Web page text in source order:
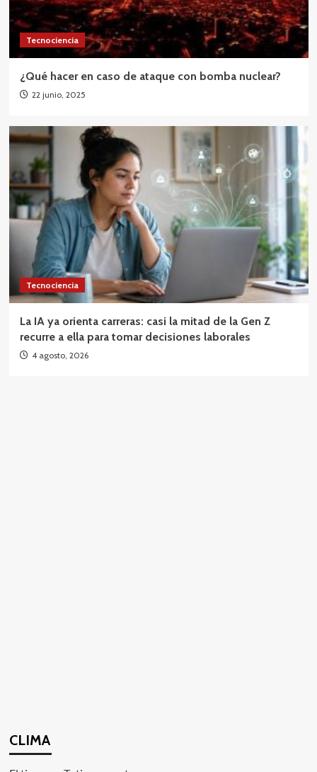
Tecnociencia
¿Qué hacer en caso de ataque con bomba nuclear?
22 junio, 2025
Tecnociencia
La IA ya orienta carreras: casi la mitad de la Gen Z
recurre a ella para tomar decisiones laborales
4 agosto, 2026
CLIMA